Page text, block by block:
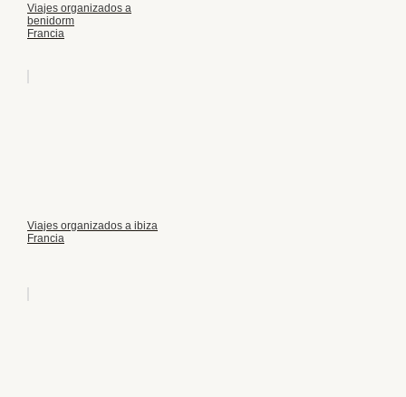
Viajes organizados a
benidorm
Francia
Viajes organizados a ibiza
Francia